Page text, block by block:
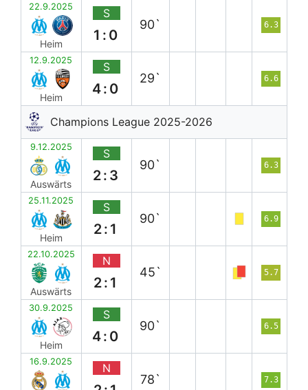
22.9.2025
Heim
S
1:0
90` 6.3
12.9.2025
Heim
S
4:0
29` 6.6
Champions League 2025-2026
9.12.2025
Auswärts
S
2:3
90` 6.3
25.11.2025
Heim
S
2:1
90` 6.9
22.10.2025
Auswärts
N
2:1
45` 5.7
30.9.2025
Heim
S
4:0
90` 6.5
16.9.2025 N
78` 7.3